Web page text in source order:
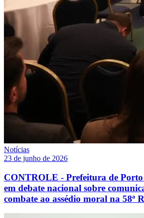
Notícias
23 de junho de 2026
CONTROLE - Prefeitura de Porto
em debate nacional sobre
combate ao assédio moral na 58ª